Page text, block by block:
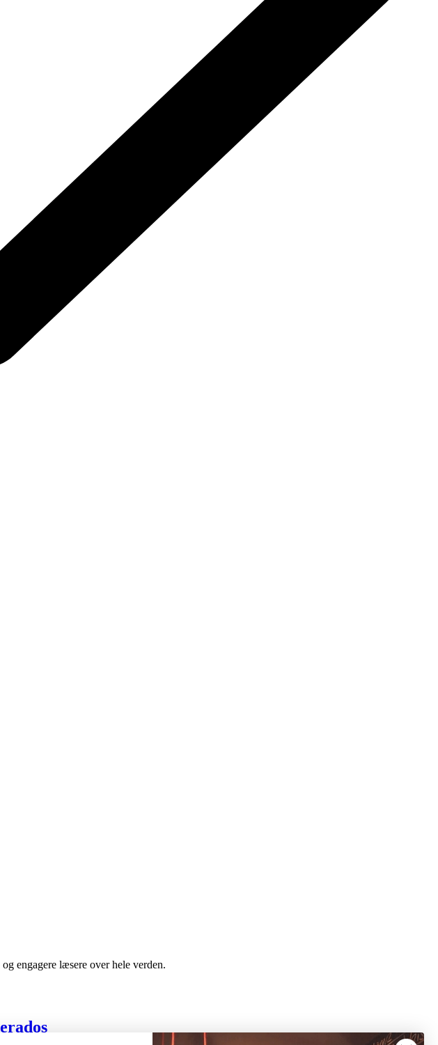
engagere læsere over hele verden.